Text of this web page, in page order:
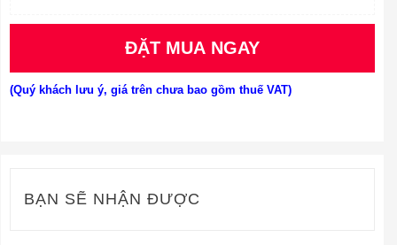
ĐẶT MUA NGAY
(Quý khách lưu ý, giá trên chưa bao gồm thuế VAT)
BẠN SẼ NHẬN ĐƯỢC